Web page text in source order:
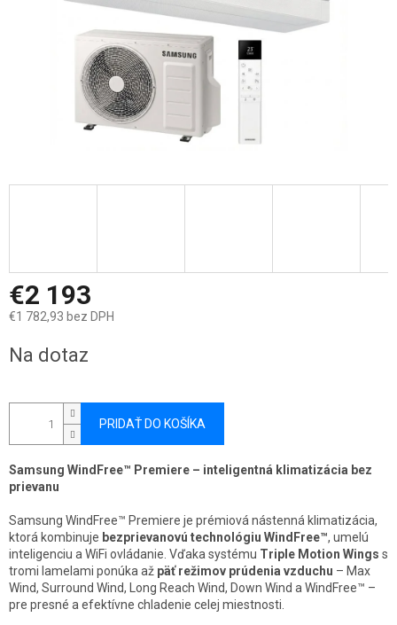
€2 193
€1 782,93 bez DPH
cena:
Na dotaz
PRIDAŤ DO KOŠÍKA
Samsung WindFree™ Premiere – inteligentná klimatizácia bez
prievanu
Samsung WindFree™ Premiere je prémiová nástenná klimatizácia,
ktorá kombinuje bezprievanovú technológiu WindFree™, umelú
inteligenciu a WiFi ovládanie. Vďaka systému Triple Motion Wings s
tromi lamelami ponúka až päť režimov prúdenia vzduchu – Max
Wind, Surround Wind, Long Reach Wind, Down Wind a WindFree™ –
pre presné a efektívne chladenie celej miestnosti.